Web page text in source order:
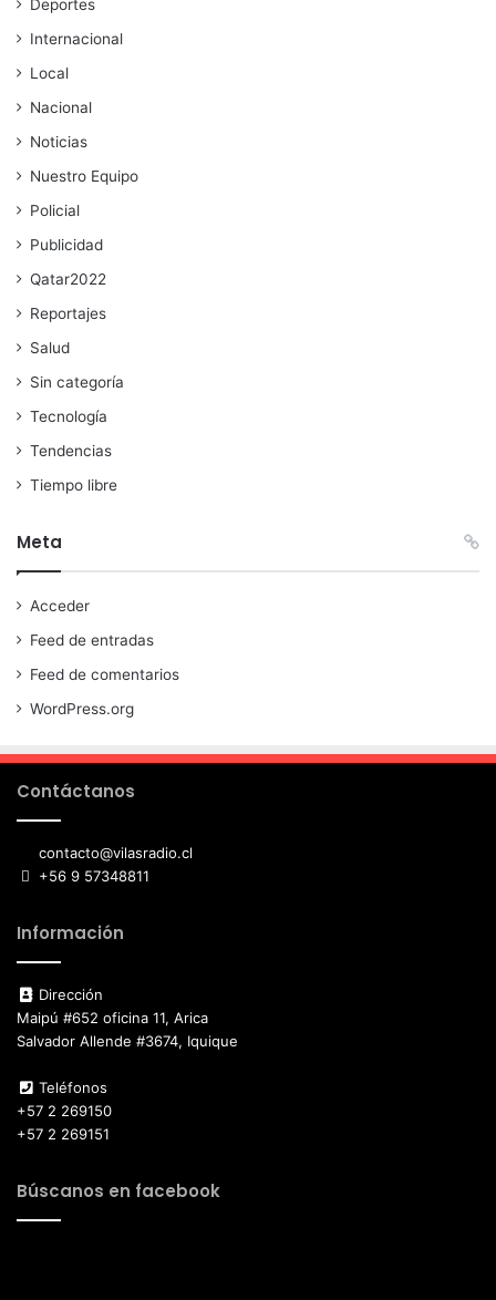
Deportes
Internacional
Local
Nacional
Noticias
Nuestro Equipo
Policial
Publicidad
Qatar2022
Reportajes
Salud
Sin categoría
Tecnología
Tendencias
Tiempo libre
Meta
Acceder
Feed de entradas
Feed de comentarios
WordPress.org
Contáctanos
contacto@vilasradio.cl
+56 9 57348811
Información
Dirección
Maipú #652 oficina 11, Arica
Salvador Allende #3674, Iquique
Teléfonos
+57 2 269150
+57 2 269151
Búscanos en facebook